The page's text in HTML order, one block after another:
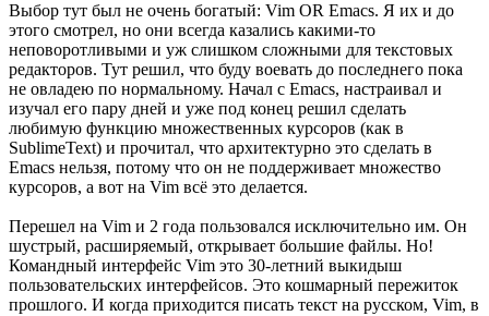
Выбор тут был не очень богатый: Vim OR Emacs. Я их и до
этого смотрел, но они всегда казались какими-то
неповоротливыми и уж слишком сложными для текстовых
редакторов. Тут решил, что буду воевать до последнего пока
не овладею по нормальному. Начал с Emacs, настраивал и
изучал его пару дней и уже под конец решил сделать
любимую функцию множественных курсоров (как в
SublimeText) и прочитал, что архитектурно это сделать в
Emacs нельзя, потому что он не поддерживает множество
курсоров, а вот на Vim всё это делается.
Перешел на Vim и 2 года пользовался исключительно им. Он
шустрый, расширяемый, открывает большие файлы. Но!
Командный интерфейс Vim это 30-летний выкидыш
пользовательских интерфейсов. Это кошмарный пережиток
прошлого. И когда приходится писать текст на русском, Vim, в